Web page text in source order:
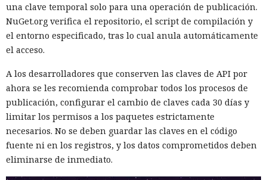
una clave temporal solo para una operación de publicación.
NuGet.org verifica el repositorio, el script de compilación y
el entorno especificado, tras lo cual anula automáticamente
el acceso.
A los desarrolladores que conserven las claves de API por
ahora se les recomienda comprobar todos los procesos de
publicación, configurar el cambio de claves cada 30 días y
limitar los permisos a los paquetes estrictamente
necesarios. No se deben guardar las claves en el código
fuente ni en los registros, y los datos comprometidos deben
eliminarse de inmediato.